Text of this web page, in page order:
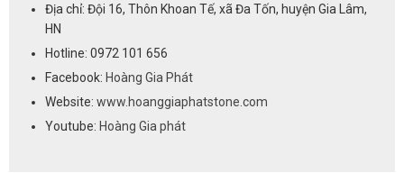
Địa chỉ: Đội 16, Thôn Khoan Tế, xã Đa Tốn, huyện Gia Lâm,
HN
Hotline: 0972 101 656
Facebook: Hoàng Gia Phát
Website: www.hoanggiaphatstone.com
Youtube: Hoàng Gia phát